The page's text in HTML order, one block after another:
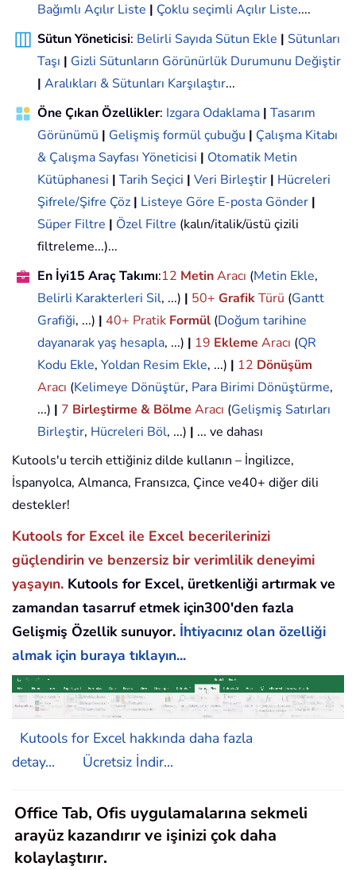
Bağımlı Açılır Liste | Çoklu seçimli Açılır Liste....
Sütun Yöneticisi: Belirli Sayıda Sütun Ekle | Sütunları
Taşı | Gizli Sütunların Görünürlük Durumunu Değiştir
| Aralıkları & Sütunları Karşılaştır...
Öne Çıkan Özellikler: Izgara Odaklama | Tasarım
Görünümü | Gelişmiş formül çubuğu | Çalışma Kitabı
& Çalışma Sayfası Yöneticisi | Otomatik Metin
Kütüphanesi | Tarih Seçici | Veri Birleştir | Hücreleri
Şifrele/Şifre Çöz | Listeye Göre E-posta Gönder |
Süper Filtre | Özel Filtre (kalın/italik/üstü çizili
filtreleme...)...
En İyi15 Araç Takımı:12 MetinAracı (Metin Ekle,
Belirli Karakterleri Sil, ...) | 50+ GrafikTürü (Gantt
Grafiği, ...) | 40+ Pratik Formül (Doğum tarihine
dayanarak yaş hesapla, ...) | 19 Ekleme Aracı (QR
Kodu Ekle, Yoldan Resim Ekle, ...) | 12 Dönüşüm
Aracı (Kelimeye Dönüştür, Para Birimi Dönüştürme,
...) | 7 Birleştirme & Bölme Aracı (Gelişmiş Satırları
Birleştir, Hücreleri Böl, ...) | ... ve dahası
Kutools'u tercih ettiğiniz dilde kullanın – İngilizce,
İspanyolca, Almanca, Fransızca, Çince ve40+ diğer dili
destekler!
Kutools for Excel ile Excel becerilerinizi
güçlendirin ve benzersiz bir verimlilik deneyimi
yaşayın. Kutools for Excel, üretkenliği artırmak ve
zamandan tasarruf etmek için300'den fazla
Gelişmiş Özellik sunuyor. İhtiyacınız olan özelliği
almak için buraya tıklayın...
Kutools for Excel hakkında daha fazla
detay...
Ücretsiz İndir...
Office Tab, Ofis uygulamalarına sekmeli
arayüz kazandırır ve işinizi çok daha
kolaylaştırır.